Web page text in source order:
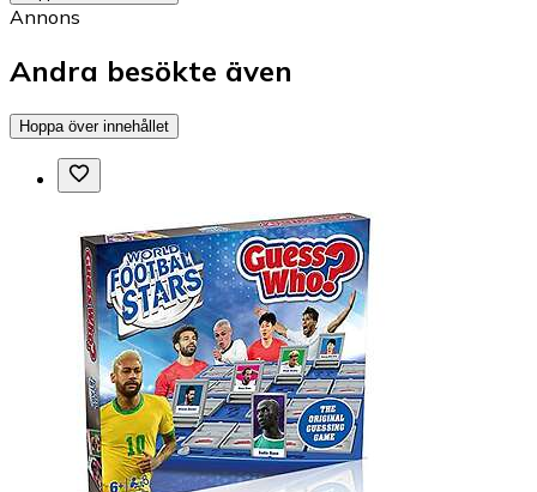
Annons
Andra besökte även
Hoppa över innehållet